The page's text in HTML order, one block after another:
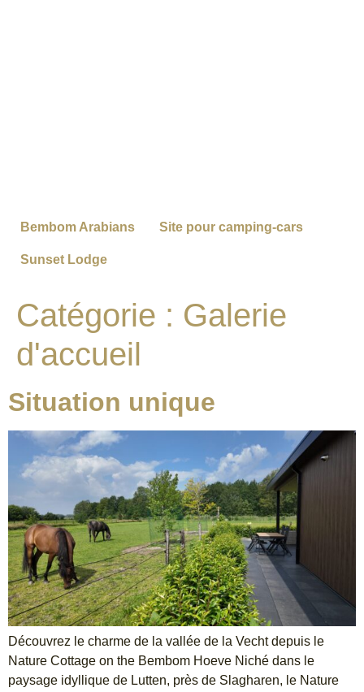
Bembom Arabians Site pour camping-cars
Sunset Lodge
Catégorie : Galerie
d'accueil
Situation unique
Découvrez le charme de la vallée de la Vecht depuis le
Nature Cottage on the Bembom Hoeve Niché dans le
paysage idyllique de Lutten, près de Slagharen, le Nature